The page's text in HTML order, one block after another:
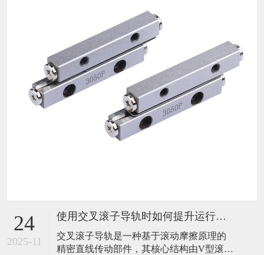
24
2025-11
使用交叉滚子导轨时如何提升运行稳定性？
​交叉滚子导轨是一种基于滚动摩擦原理的
精密直线传动部件，其核心结构由V型滚道